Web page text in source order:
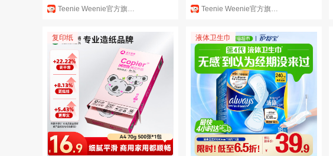
Teenie Weenie官方旗舰店 Teenie Weenie官方旗舰店
复印纸 液体卫生巾